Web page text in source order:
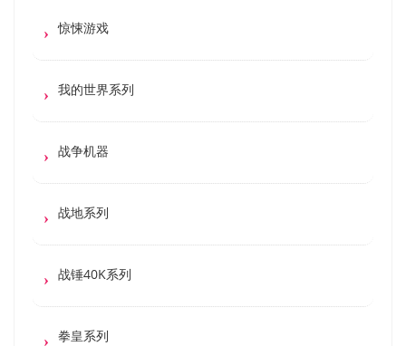
惊悚游戏
我的世界系列
战争机器
战地系列
战锤40K系列
拳皇系列